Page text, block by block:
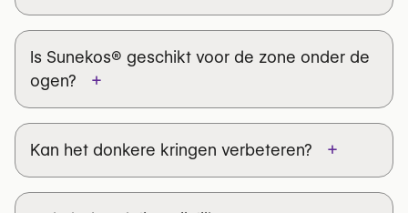
Is Sunekos® geschikt voor de zone onder de
ogen?
+
Kan het donkere kringen verbeteren? +